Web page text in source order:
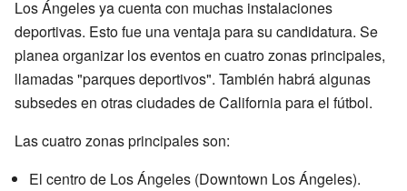
Los Ángeles ya cuenta con muchas instalaciones
deportivas. Esto fue una ventaja para su candidatura. Se
planea organizar los eventos en cuatro zonas principales,
llamadas "parques deportivos". También habrá algunas
subsedes en otras ciudades de California para el fútbol.
Las cuatro zonas principales son:
El centro de Los Ángeles (Downtown Los Ángeles).